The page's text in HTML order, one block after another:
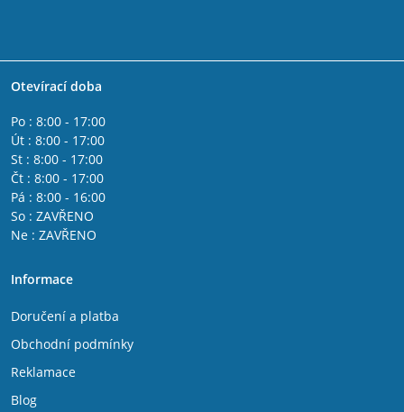
Otevírací doba
Po : 8:00 - 17:00
Út : 8:00 - 17:00
St : 8:00 - 17:00
Čt : 8:00 - 17:00
Pá : 8:00 - 16:00
So : ZAVŘENO
Ne : ZAVŘENO
Informace
Doručení a platba
Obchodní podmínky
Reklamace
Blog